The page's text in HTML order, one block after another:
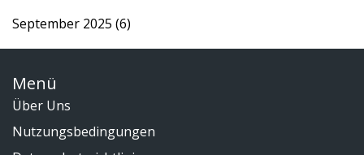
September 2025 (6)
Menü
Über Uns
Nutzungsbedingungen